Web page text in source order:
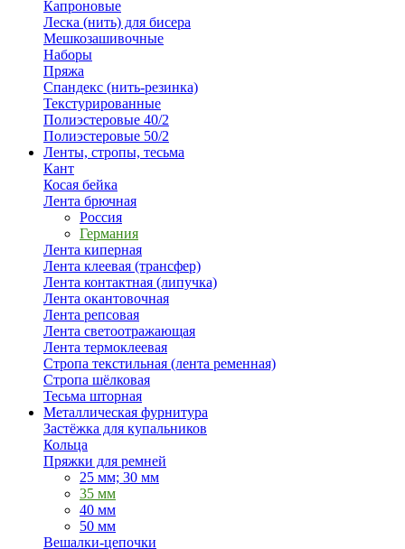
Капроновые
Леска (нить) для бисера
Мешкозашивочные
Наборы
Пряжа
Спандекс (нить-резинка)
Текстурированные
Полиэстеровые 40/2
Полиэстеровые 50/2
Ленты, стропы, тесьма
Кант
Косая бейка
Лента брючная
Россия
Германия
Лента киперная
Лента клеевая (трансфер)
Лента контактная (липучка)
Лента окантовочная
Лента репсовая
Лента светоотражающая
Лента термоклеевая
Стропа текстильная (лента ременная)
Стропа шёлковая
Тесьма шторная
Металлическая фурнитура
Застёжка для купальников
Кольца
Пряжки для ремней
25 мм; 30 мм
35 мм
40 мм
50 мм
Вешалки-цепочки